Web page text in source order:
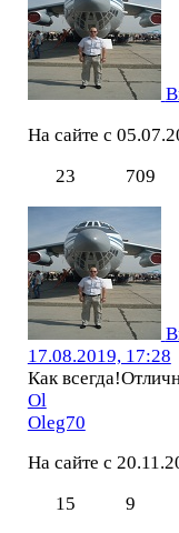
На сайте с
23
709
17.08.2019, 17:28
Как
Ol
Oleg70
На сайте с
15
9